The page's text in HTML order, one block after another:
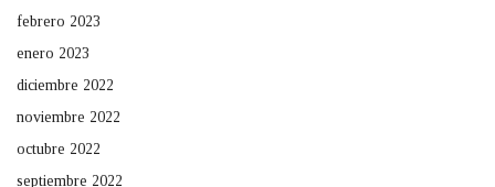
febrero 2023
enero 2023
diciembre 2022
noviembre 2022
octubre 2022
septiembre 2022